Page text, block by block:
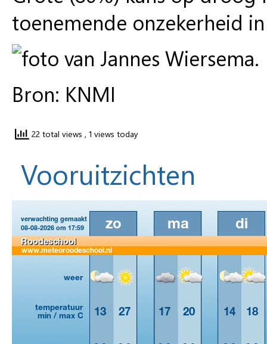
toenemende onzekerheid
Bron: KNMI
22 total views , 1 views today
Vooruitzichten